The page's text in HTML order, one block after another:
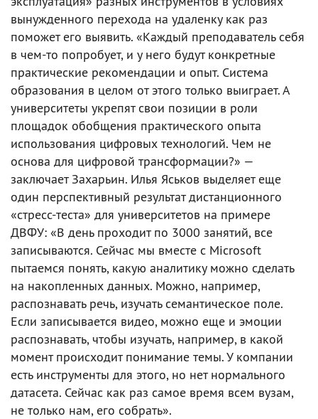
вынужденного перехода на удаленку как раз
поможет его выявить. «Каждый преподаватель себя
в чем-то попробует, и у него будут конкретные
практические рекомендации и опыт. Система
образования в целом от этого только выиграет. А
университеты укрепят свои позиции в роли
площадок обобщения практического опыта
использования цифровых технологий. Чем не
основа для цифровой трансформации?» —
заключает Захарьин. Илья Яськов выделяет еще
один перспективный результат дистанционного
«стресс-теста» для университетов на примере
ДВФУ: «В день проходит по 3000 занятий, все
записываются. Сейчас мы вместе с Microsoft
пытаемся понять, какую аналитику можно сделать
на накопленных данных. Можно, например,
распознавать речь, изучать семантическое поле.
Если записывается видео, можно еще и эмоции
распознавать, чтобы изучать, например, в какой
момент происходит понимание темы. У компании
есть инструменты для этого, но нет нормального
датасета. Сейчас как раз самое время всем вузам,
не только нам, его собрать».